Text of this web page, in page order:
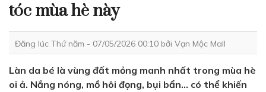
tóc mùa hè này
Đăng lúc Thứ năm - 07/05/2026 00:10 bởi Vạn Mộc Mall
Làn da bé là vùng đất mỏng manh nhất trong mùa hè
oi ả. Nắng nóng, mồ hôi đọng, bụi bẩn... có thể khiến